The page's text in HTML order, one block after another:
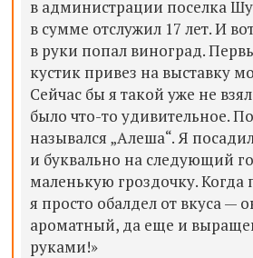
в администрации поселка
в сумме отслужил 17 лет. И
в руки попал виноград.
кустик привез на выставку
Сейчас бы я такой уже не
было что-то удивительное.
назывался „Алеша“. Я
и буквально на следующий
маленькую гроздочку. Когда
я просто обалдел от вкуса —
ароматный, да еще и
руками!»